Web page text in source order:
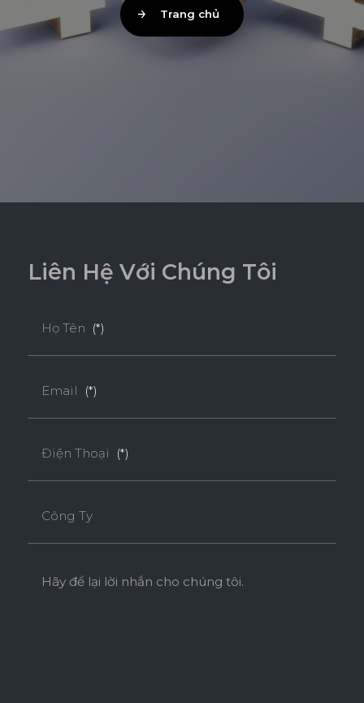
Trang chủ
Liên Hệ Với Chúng Tôi
Họ Tên (*)
Email (*)
Điện Thoại (*)
Công Ty
Hãy để lại lời nhắn cho chúng tôi.